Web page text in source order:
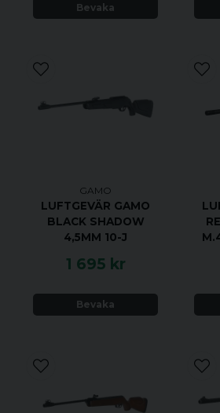
Bevaka
GAMO
LUFTGEVÄR GAMO
BLACK SHADOW
4,5MM 10-J
1 695 kr
Bevaka